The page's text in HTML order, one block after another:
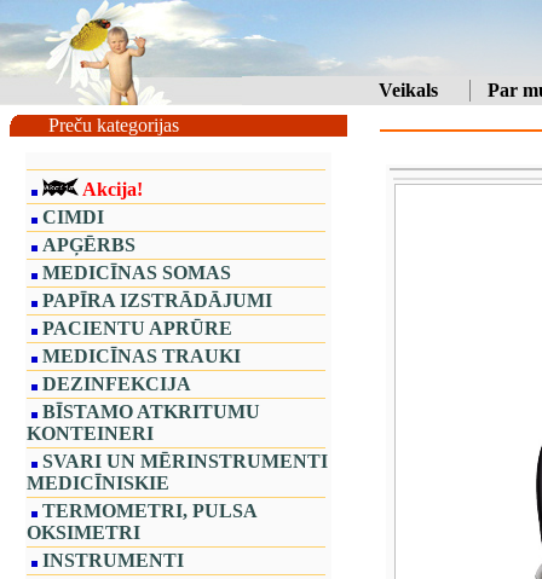
Veikals
Par
Preču kategorijas
Akcija!
CIMDI
APĢĒRBS
MEDICĪNAS SOMAS
PAPĪRA IZSTRĀDĀJUMI
PACIENTU APRŪRE
MEDICĪNAS TRAUKI
DEZINFEKCIJA
BĪSTAMO ATKRITUMU
KONTEINERI
SVARI UN MĒRINSTRUMENTI
MEDICĪNISKIE
TERMOMETRI, PULSA
OKSIMETRI
INSTRUMENTI